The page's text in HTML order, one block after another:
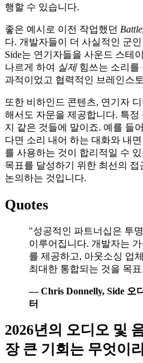
행할 수 있습니다.
좋은 예시로 이전 작업했던
다. 개발자들이 더 사실적인 군
Side는 연기자들을 사운드 스테
나르게 하여 실제힘쓰는 소리를
과적이었고 협력적인 브레인스
또한 비하인드 콘텐츠, 연기자
해서도 자문을 제공합니다. 특
지 같은 것들에 말이죠. 예를 들
다면 소리 내어 하는 대화와 내
를 사용하는 것이 합리적일 수
목표를 달성하기 위한 최선의
논의하는 것입니다.
Quotes
"성공적인 파트너십은 투
이루어집니다. 개발자는
를 제공하고, 아웃소싱 업
최대한 통합되는 것을 목
—Chris Donnelly, Side 오
터
2026년의 오디오 및
장 큰 기회는 무엇이